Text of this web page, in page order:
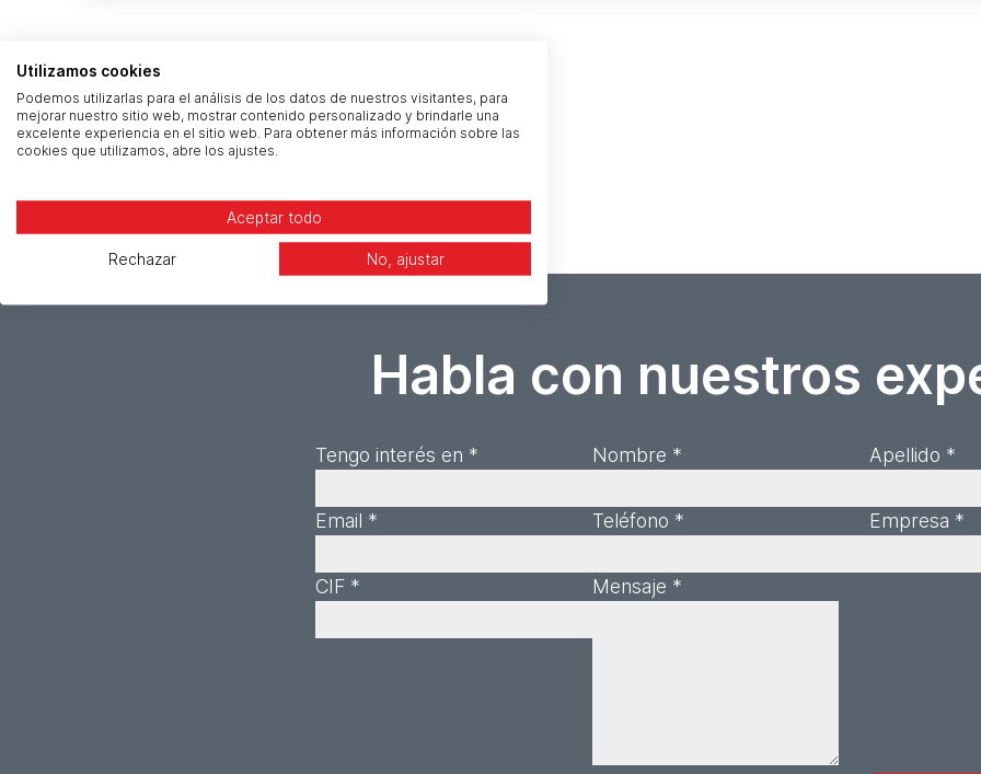
Habla con nuestros
Tengo interés en * Nombre * Apellido *
Email * Teléfono * Empresa *
CIF * Mensaje *
Utilizamos cookies
Podemos utilizarlas para el análisis de los datos de nuestros visitantes, para
mejorar nuestro sitio web, mostrar contenido personalizado y brindarle una
excelente experiencia en el sitio web. Para obtener más información sobre las
cookies que utilizamos, abre los ajustes.
Aceptar todo
Rechazar No, ajustar